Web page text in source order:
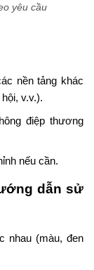
yêu cầu
nền tảng khác
v.v.).
điệp thương
nếu cần.
dẫn sử
nhau (màu, đen